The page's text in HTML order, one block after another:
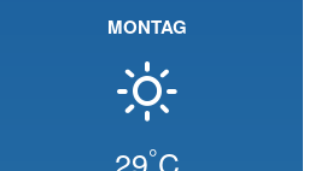
MONTAG
°